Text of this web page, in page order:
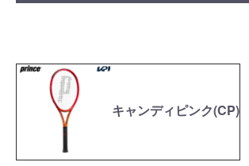
キャンディピンク(CP)